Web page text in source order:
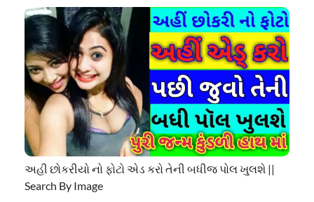
અહી છોકરીયો નો ફોટો એડ કરો તેની બધીજ પોલ ખુલશે ||
Search By Image